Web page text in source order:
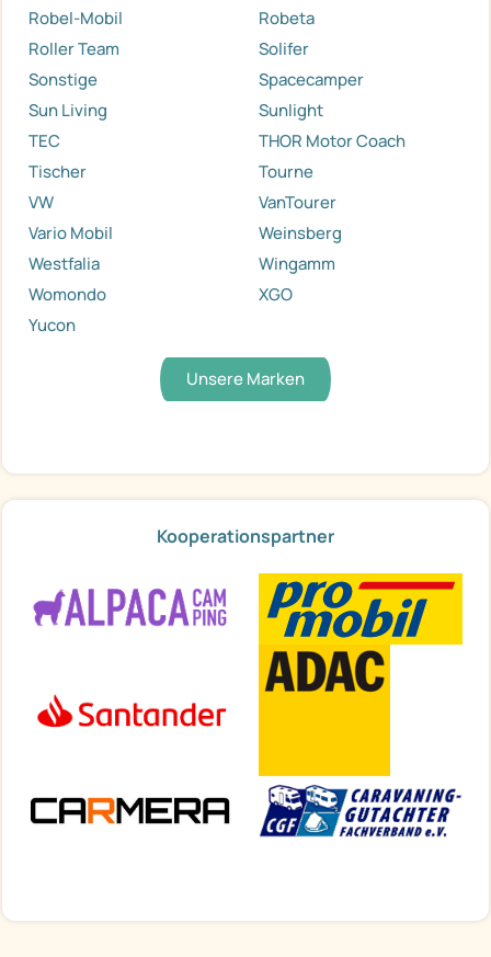
Robel-Mobil
Robeta
Roller Team
Solifer
Sonstige
Spacecamper
Sun Living
Sunlight
TEC
THOR Motor Coach
Tischer
Tourne
VW
VanTourer
Vario Mobil
Weinsberg
Westfalia
Wingamm
Womondo
XGO
Yucon
Unsere Marken
Kooperationspartner